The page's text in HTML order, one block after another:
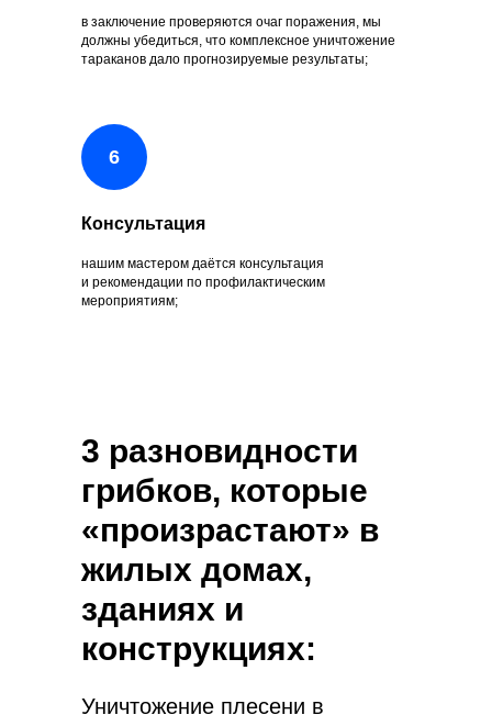
в заключение проверяются очаг поражения, мы
должны убедиться, что комплексное уничтожение
тараканов дало прогнозируемые результаты;
Консультация
нашим мастером даётся консультация
и рекомендации по профилактическим
мероприятиям;
3 разновидности
грибков, которые
«произрастают» в
жилых домах,
зданиях и
конструкциях:
Уничтожение плесени в